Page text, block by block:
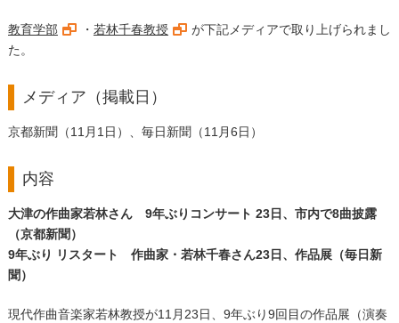
教育学部 ・ 若林千春教授
が下記メディアで取り上げられまし
た。
メディア（掲載日）
京都新聞（11月1日）、毎日新聞（11月6日）
内容
大津の作曲家若林さん 9年ぶりコンサート 23日、市内で8曲披露
（京都新聞）
9年ぶり リスタート 作曲家・若林千春さん23日、作品展（毎日新
聞）
現代作曲音楽家若林教授が11月23日、9年ぶり9回目の作品展（演奏